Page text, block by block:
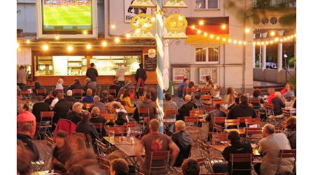
PL
ES
IT
DA
SV
FR
PT
TR